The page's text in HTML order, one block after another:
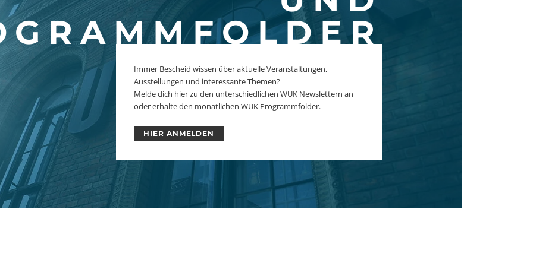
Immer Bescheid wissen über aktuelle Veranstaltungen,
Ausstellungen und interessante Themen?
Melde dich hier zu den unterschiedlichen WUK Newslettern an
oder erhalte den monatlichen WUK Programmfolder.
HIER ANMELDEN